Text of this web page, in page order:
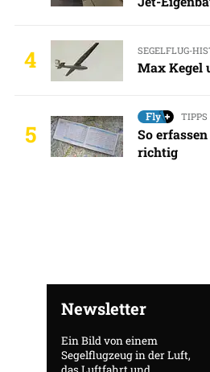
4 SEGELFLUG-
Max Kegel
5
TIPPS
So
richtig
Newsletter
Ein Bild von einem
Segelflugzeug in der Luft,